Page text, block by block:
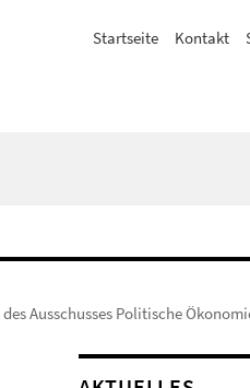
Startseite Kontakt
Ausschusses Politische